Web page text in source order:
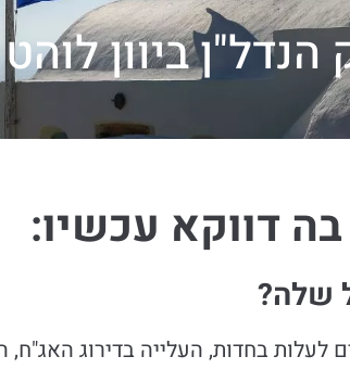
הנדל"ן ביוון
דווקא עכשיו:
שלה?
לעלות בחדות, העלייה בדירוג